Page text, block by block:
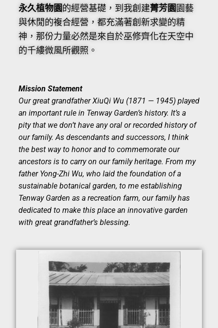
永久植物園的經營基礎，到我創建菁芳園 園藝
與休閒的複合經營，都充滿著創新求變的精
神，那份力量必然是來自於巫修齊化在天空中
的千縷微風所觀照。
Mission Statement
Our great grandfather XiuQi Wu (1871 — 1945) played
an important rule in Tenway Garden’s history. It’s a
pity that we don’t have any oral or recorded history of
our family. As descendants and successors, I think
the best way to honor and to commemorate our
ancestors is to carry on our family heritage. From my
father Yong-Zhi Wu, who laid the foundation of a
sustainable botanical garden, to me establishing
Tenway Garden as a recreation farm, our family has
dedicated to make this place an innovative garden
with great grandfather’s blessing.